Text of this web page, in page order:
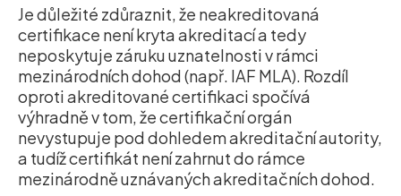
Je důležité zdůraznit, že neakreditovaná
certifikace není kryta akreditací a tedy
neposkytuje záruku uznatelnosti v rámci
mezinárodních dohod (např. IAF MLA). Rozdíl
oproti akreditované certifikaci spočívá
výhradně v tom, že certifikační orgán
nevystupuje pod dohledem akreditační autority,
a tudíž certifikát není zahrnut do rámce
mezinárodně uznávaných akreditačních dohod.